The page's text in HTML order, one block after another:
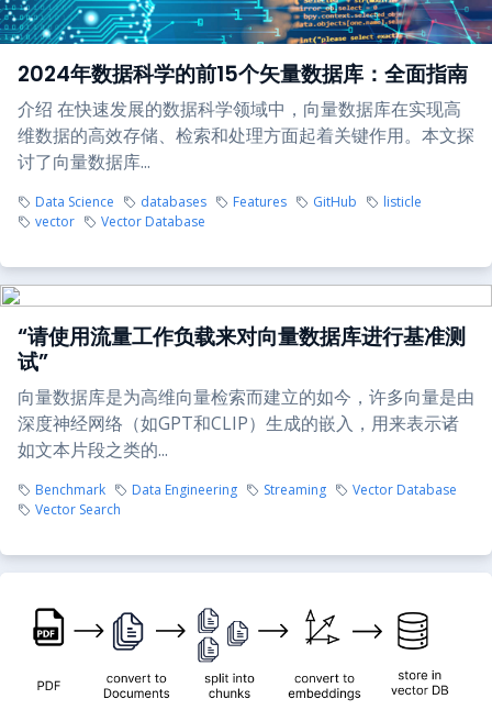
2024年数据科学的前15个矢量数据库：全面指南
介绍 在快速发展的数据科学领域中，向量数据库在实现高
维数据的高效存储、检索和处理方面起着关键作用。本文探
讨了向量数据库...
Data Science databases Features GitHub
listicle
vector
Vector Database
“请使用流量工作负载来对向量数据库进行基准测
试”
向量数据库是为高维向量检索而建立的如今，许多向量是由
深度神经网络（如GPT和CLIP）生成的嵌入，用来表示诸
如文本片段之类的...
Benchmark Data Engineering Streaming
Vector Database
Vector Search